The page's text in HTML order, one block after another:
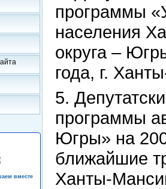
вместе
программы
населения
округа –
года, г.
5.
программы
Югры» на
ближайшие
Ханты-